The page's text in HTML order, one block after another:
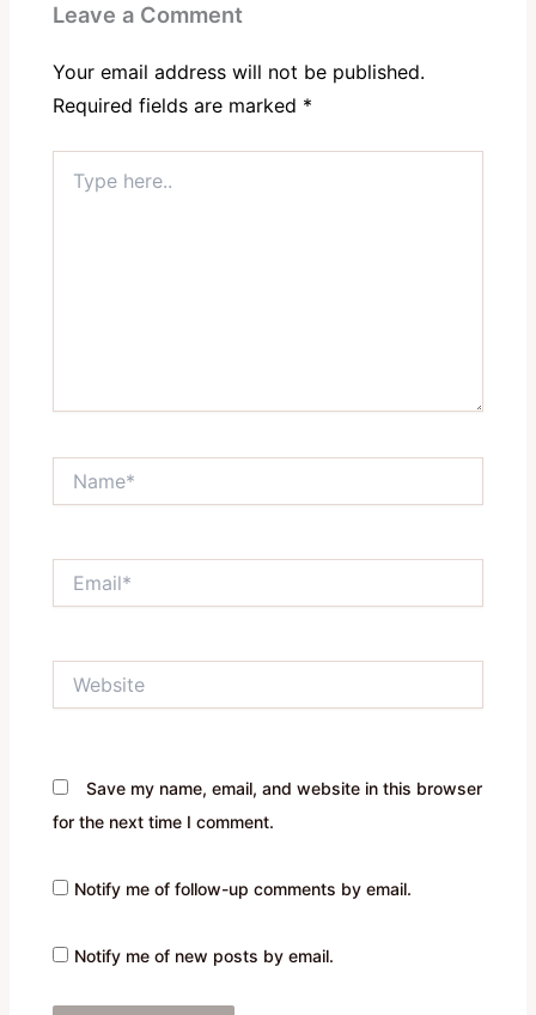
Leave a Comment
Your email address will not be published.
Required fields are marked *
here..
Save my name, email, and website in this browser
for the next time I comment.
Notify me of follow-up comments by email.
Notify me of new posts by email.